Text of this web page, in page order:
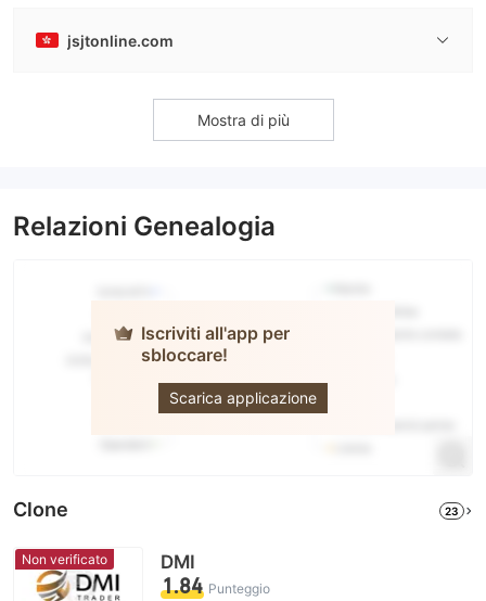
jsjtonline.com
Mostra di più
Relazioni Genealogia
Iscriviti all'app per
sbloccare!
Scarica applicazione
Clone 23
Non verificato DMI
1.84 Punteggio